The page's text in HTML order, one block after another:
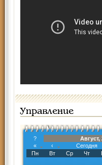
Управление
?
Август,
«
‹ Сегодня
Пн
Вт Ср Чт